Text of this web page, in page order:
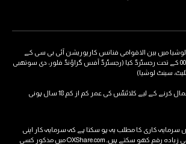
میں بین الاقوامی فنانس کارپوریشن آئی بی سی کے
ذریعہ رجسٹریشن نمبر 00101 کے تحت رجسٹرڈ کیا (رجسٹرڈ آفس گراؤنڈ فلور، دی سوتھبی
سینٹ لوشیا)
OXShare کی خدمات استعمال کرنے کے لیے کلائنٹس کی عمر کم از کم 18 سال ہونی
سرمایہ کاری کا مطلب یہ ہو سکتا ہے کہ سرمایہ کار اپنی
اصل سرمایہ کاری سے بھی زیادہ رقم کھو سکتے ہیں۔ OXShare.com میں مذکور کسی